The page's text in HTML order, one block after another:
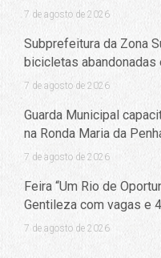
7 de agosto de 2026
Subprefeitura da Zona
bicicletas abandonadas
7 de agosto de 2026
Guarda Municipal
na Ronda Maria da
7 de agosto de 2026
Feira “Um Rio de
Gentileza com vagas e
7 de agosto de 2026